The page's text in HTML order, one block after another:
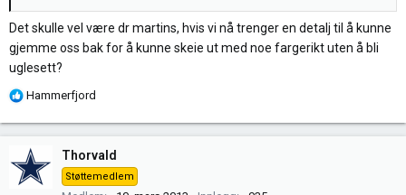
Jeg kan tenke meg at de har vært å skifte med tidene og
kontinentene.
Det skulle vel være dr martins, hvis vi nå trenger en detalj til å kunne
gjemme oss bak for å kunne skeie ut med noe fargerikt uten å bli
uglesett?
R
k
s
j
Hammerfjord
Thorvald
Støttemedlem